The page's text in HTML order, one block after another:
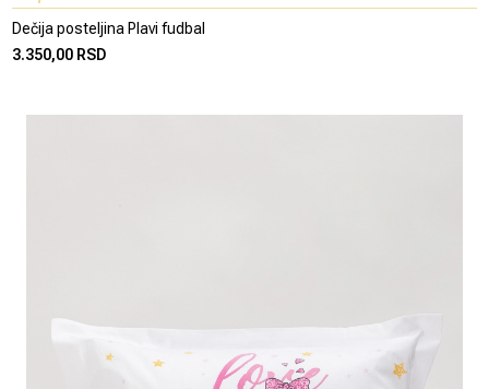
Dečija posteljina Plavi fudbal
3.350,00 RSD